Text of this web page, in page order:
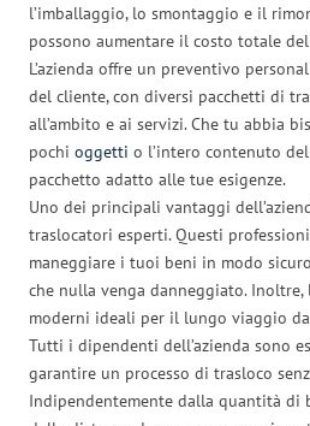
l’imballaggio, lo smontaggio e il
possono aumentare il costo totale
L’azienda offre un preventivo
del cliente, con diversi pacchetti di
all’ambito e ai servizi. Che tu abbia
pochi oggetti o l’intero contenuto
pacchetto adatto alle tue esigenze.
Uno dei principali vantaggi
traslocatori esperti. Questi
maneggiare i tuoi beni in modo
che nulla venga danneggiato. Inoltre,
moderni ideali per il lungo viaggio da
Tutti i dipendenti dell’azienda sono
garantire un processo di trasloco
Indipendentemente dalla quantità di